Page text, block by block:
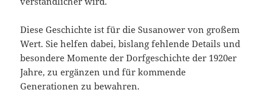
Diese Geschichte ist für die Susanower von großem
Wert. Sie helfen dabei, bislang fehlende Details und
besondere Momente der Dorfgeschichte der 1920er
Jahre, zu ergänzen und für kommende
Generationen zu bewahren.